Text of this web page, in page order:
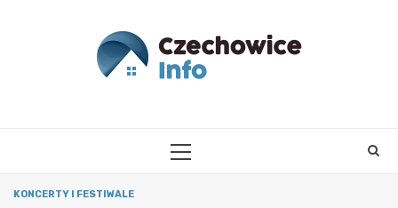
PRIMARY
KONCERTY I FESTIWALE